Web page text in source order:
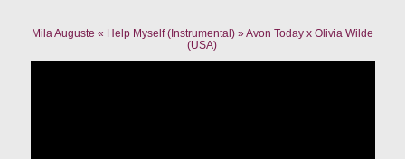
Mila Auguste « Help Myself (Instrumental) » Avon Today x Olivia Wilde
(USA)